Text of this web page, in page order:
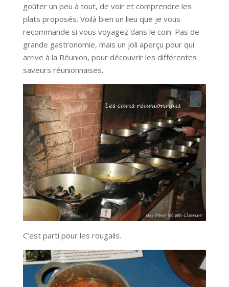
goûter un peu à tout, de voir et comprendre les
plats proposés. Voilà bien un lieu que je vous
recommande si vous voyagez dans le coin. Pas de
grande gastronomie, mais un joli aperçu pour qui
arrive à la Réunion, pour découvrir les différentes
saveurs réunionnaises.
C’est parti pour les rougails.